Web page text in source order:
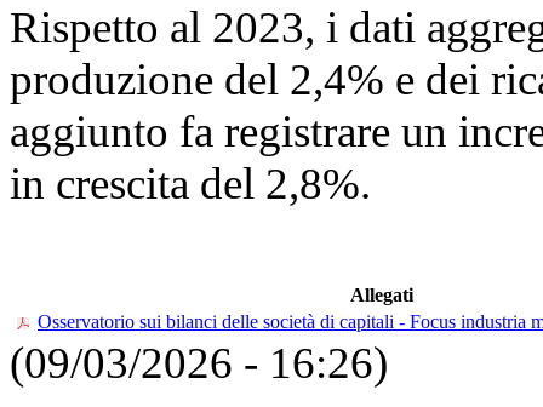
Rispetto al 2023, i dati
produzione del 2,4% e dei
aggiunto fa registrare un
in crescita del 2,8%.
Allegati
Osservatorio sui bilanci delle società di capitali - Focus industria
(09/03/2026 - 16:26)